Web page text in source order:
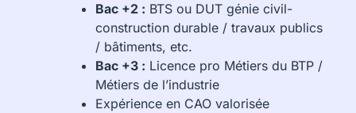
Bac +2 : BTS ou DUT génie civil-
construction durable / travaux publics
/ bâtiments, etc.
Bac +3 : Licence pro Métiers du BTP /
Métiers de l’industrie
Expérience en CAO valorisée